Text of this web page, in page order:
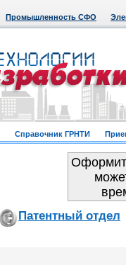
Промышленность СФО
Справочник ГРНТИ
Патентный отдел